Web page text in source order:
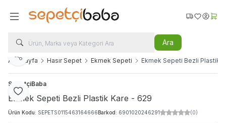
Ara
Favorilerim
Ana Sayfa Hasır Sepet Ekmek Sepeti Ekmek Sepeti Bezli Plastik
Favoriye Ekle
Paylaş
SepetçiBaba
Ekmek Sepeti Bezli Plastik Kare - 629
Ürün Kodu: SEPETS0115463164666Barkod: 6901020246291 (0)